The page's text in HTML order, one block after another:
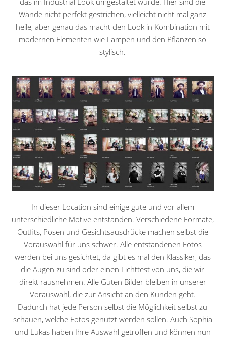
Wände nicht perfekt gestrichen, vielleicht nicht mal ganz
heile, aber genau das macht den Look in Kombination mit
modernen Elementen wie Lampen und den Pflanzen so
stylisch.
In dieser Location sind einige gute und vor allem
unterschiedliche Motive entstanden. Verschiedene Formate,
Outfits, Posen und Gesichtsausdrücke machen selbst die
Vorauswahl für uns schwer. Alle entstandenen Fotos
werden bei uns gesichtet, da gibt es mal den Klassiker, das
die Augen zu sind oder einen Lichttest von uns, die wir
direkt rausnehmen. Alle Guten Bilder bleiben in unserer
Vorauswahl, die zur Ansicht an den Kunden geht.
Dadurch hat jede Person selbst die Möglichkeit selbst zu
schauen, welche Fotos genutzt werden sollen. Auch Sophia
und Lukas haben Ihre Auswahl getroffen und können nun